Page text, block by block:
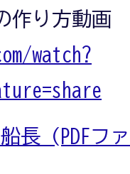
作り方動画
watch?
長 (PDFフ